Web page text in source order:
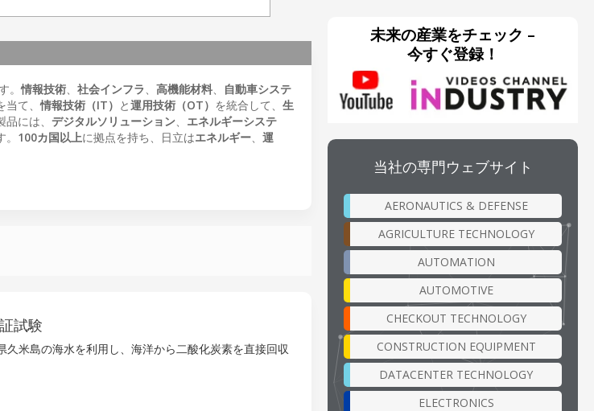
。情報技術、 社会インフラ、 高機能材料、
自動車システ
当て、情報技術（IT） と運用技術（OT） を統合して、 生
には、 デジタルソリューション、 エネルギーシステ
100カ国以上に拠点を持ち、日立はエネルギー、 運
試験
米島の海水を利用し、海洋から二酸化炭素を直接回収
未来の産業をチェック –
今すぐ登録！
当社の専門ウェブサイト
AERONAUTICS & DEFENSE
AGRICULTURE TECHNOLOGY
AUTOMATION
AUTOMOTIVE
CHECKOUT TECHNOLOGY
CONSTRUCTION EQUIPMENT
DATACENTER TECHNOLOGY
ELECTRONICS